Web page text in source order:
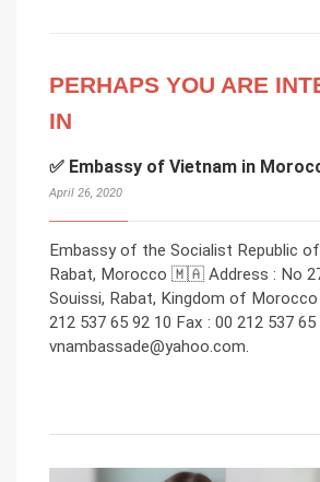
PERHAPS YOU ARE
IN
✅ Embassy of Vietnam in
April 26, 2020
Embassy of the Socialist Republic
Rabat, Morocco 🇲🇦 Address : No
Souissi, Rabat, Kingdom of
212 537 65 92 10 Fax : 00 212 537 65
vnambassade@yahoo.com.